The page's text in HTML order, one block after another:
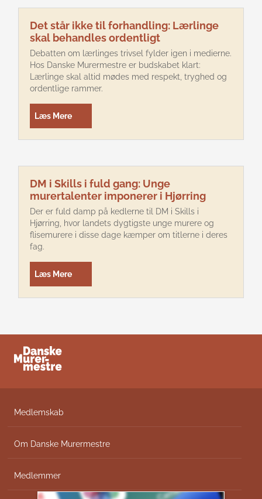
Det står ikke til forhandling: Lærlinge
skal behandles ordentligt
Debatten om lærlinges trivsel fylder igen i medierne.
Hos Danske Murermestre er budskabet klart:
Lærlinge skal altid mødes med respekt, tryghed og
ordentlige rammer.
Læs Mere
DM i Skills i fuld gang: Unge
murertalenter imponerer i Hjørring
Der er fuld damp på kedlerne til DM i Skills i
Hjørring, hvor landets dygtigste unge murere og
flisemurere i disse dage kæmper om titlerne i deres
fag.
Læs Mere
Medlemskab
Om Danske Murermestre
Medlemmer